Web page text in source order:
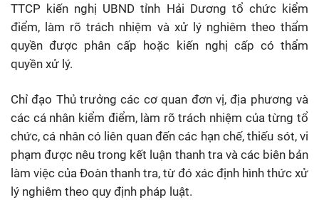
TTCP kiến nghị UBND tỉnh Hải Dương tổ chức kiểm
điểm, làm rõ trách nhiệm và xử lý nghiêm theo thẩm
quyền được phân cấp hoặc kiến nghị cấp có thẩm
quyền xử lý.
Chỉ đạo Thủ trưởng các cơ quan đơn vị, địa phương và
các cá nhân kiểm điểm, làm rõ trách nhiệm của từng tổ
chức, cá nhân có liên quan đến các hạn chế, thiếu sót, vi
phạm được nêu trong kết luận thanh tra và các biên bản
làm việc của Đoàn thanh tra, từ đó xác định hình thức xử
lý nghiêm theo quy định pháp luật.